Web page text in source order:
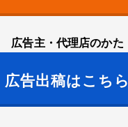
広告主・代理店のかた
広告出稿はこちら